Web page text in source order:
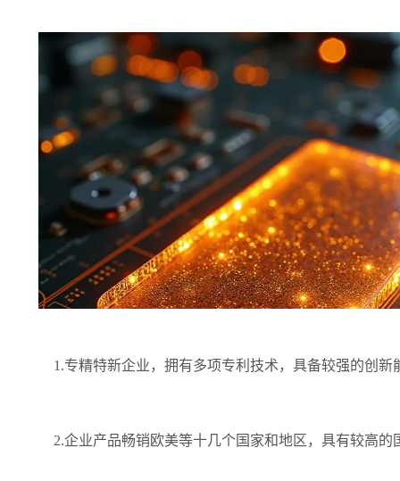
1.专精特新企业，拥有多项专利技术，具备较强的创新
2.企业产品畅销欧美等十几个国家和地区，具有较高的